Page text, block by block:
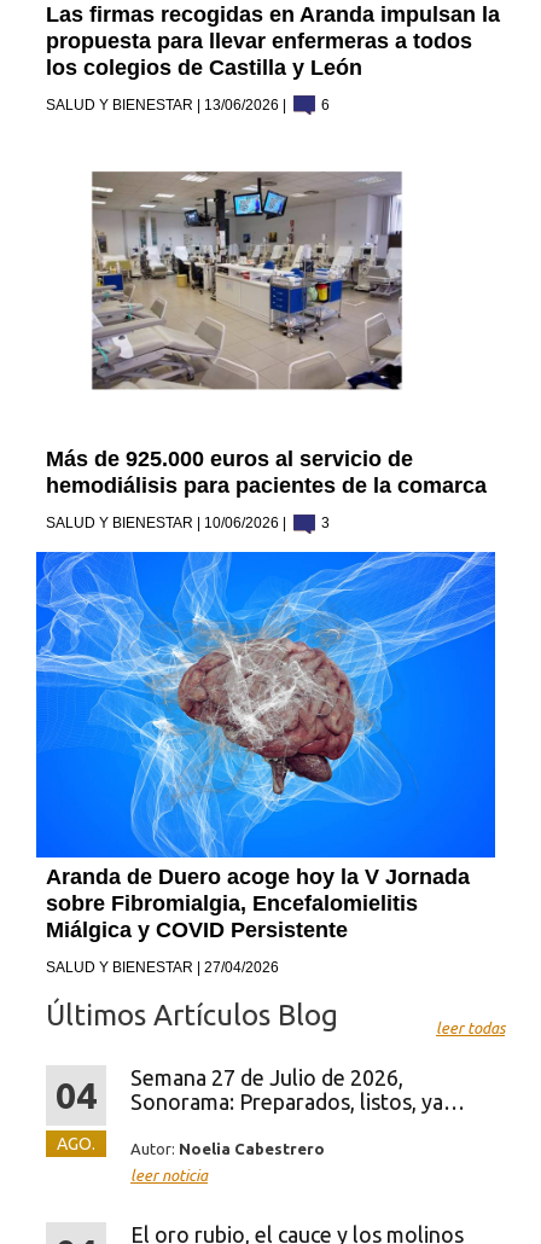
Las firmas recogidas en Aranda impulsan la
propuesta para llevar enfermeras a todos
los colegios de Castilla y León
SALUD Y BIENESTAR | 13/06/2026 | 6
Más de 925.000 euros al servicio de
hemodiálisis para pacientes de la comarca
SALUD Y BIENESTAR | 10/06/2026 | 3
Aranda de Duero acoge hoy la V Jornada
sobre Fibromialgia, Encefalomielitis
Miálgica y COVID Persistente
SALUD Y BIENESTAR | 27/04/2026
Últimos Artículos Blog leer todas
04
AGO.
Semana 27 de Julio de 2026,
Sonorama: Preparados, listos, ya…
Autor: Noelia Cabestrero
leer noticia
El oro rubio, el cauce y los molinos